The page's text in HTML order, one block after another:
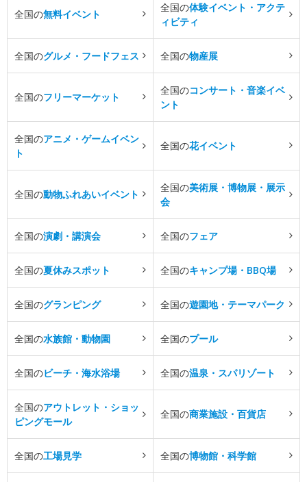
全国の無料イベント
全国の体験イベント・アクテ
ィビティ
全国のグルメ・フードフェス 全国の物産展
全国のフリーマーケット
全国のコンサート・音楽イベ
ント
全国のアニメ・ゲームイベン
ト
全国の花イベント
全国の動物ふれあいイベント
全国の美術展・博物展・展示
会
全国の演劇・講演会 全国のフェア
全国の夏休みスポット 全国のキャンプ場・BBQ場
全国のグランピング 全国の遊園地・テーマパーク
全国の水族館・動物園 全国のプール
全国のビーチ・海水浴場 全国の温泉・スパリゾート
全国のアウトレット・ショッ
ピングモール
全国の商業施設・百貨店
全国の工場見学 全国の博物館・科学館